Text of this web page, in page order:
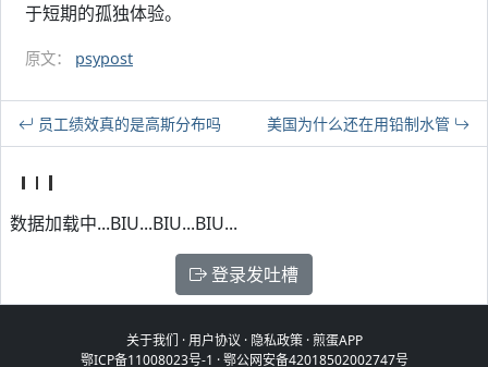
于短期的孤独体验。
原文： psypost
员工绩效真的是高斯分布吗 美国为什么还在用铅制水管
数据加载中...BIU...BIU...BIU...
登录发吐槽
关于我们 ·用户协议 · 隐私政策·煎蛋APP
鄂ICP备11008023号-1 ·鄂公网安备42018502002747号